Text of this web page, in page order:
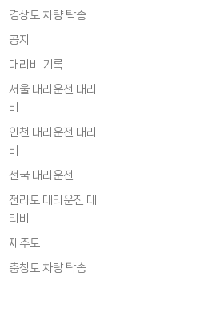
경상도 차량 탁송
공지
대리비 기록
서울 대리운전 대리
비
인천 대리운전 대리
비
전국 대리운전
전라도 대리운진 대
리비
제주도
충청도 차량 탁송